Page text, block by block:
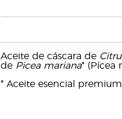
Aceite de cáscara de
de Picea mariana* (Pícea
* Aceite esencial premium.